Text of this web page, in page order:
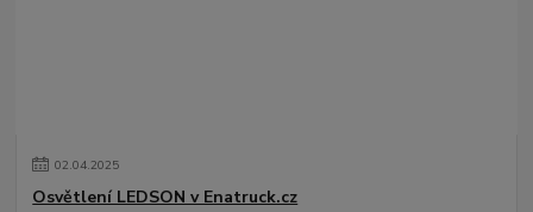
02.04.2025
Osvětlení LEDSON v Enatruck.cz